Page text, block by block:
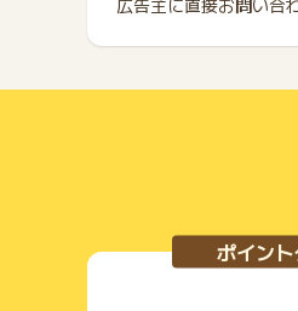
広告主に直接お問い合
ポイン